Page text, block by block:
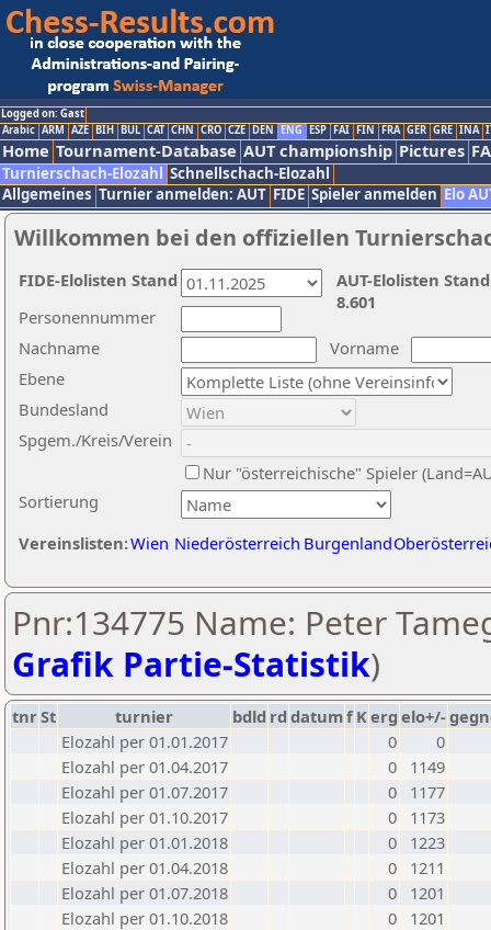
Logged on: Gast
Arabic ARM AZE BIH BUL CAT CHN CRO CZE DEN ENG ESP FAI FIN FRA GER GRE INA
Home Tournament-Database AUT championship Pictures
Turnierschach-Elozahl Schnellschach-Elozahl
Allgemeines Turnier anmelden: AUT FIDE Spieler anmelden Elo
Willkommen bei den offiziellen
Nachname
Vorname
Ebene
Sortierung
Personennummer
Bundesland
Spgem./Kreis/Verein
Nur "österreichische" Spieler
Vereinslisten:Wien Niederösterreich Burgenland
AUT-Elolisten
8.601
FIDE-Elolisten Stand
Pnr:134775 Name: Peter
Grafik Partie-Statistik)
tnrSt turnier bdld rd datumf Kerg elo+/-
Elozahl per 01.01.2017
0
0
Elozahl per 01.04.2017
0
1149
Elozahl per 01.07.2017
0
1177
Elozahl per 01.10.2017
0
1173
Elozahl per 01.01.2018
0
1223
Elozahl per 01.04.2018
0
1211
Elozahl per 01.07.2018
0
1201
Elozahl per 01.10.2018
0
1201